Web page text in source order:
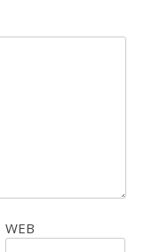
WEB